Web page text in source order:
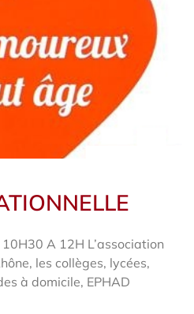
A 12H L’association
les collèges, lycées,
à domicile, EPHAD